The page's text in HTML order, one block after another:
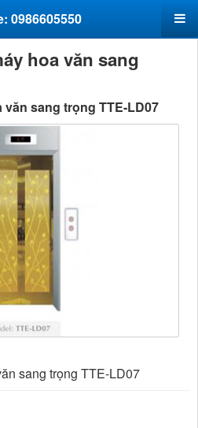
0986605550
hoa văn sang
sang trọng TTE-LD07
sang trọng TTE-LD07